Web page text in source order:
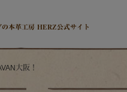
本革工房 HERZ公式サイト
大阪！